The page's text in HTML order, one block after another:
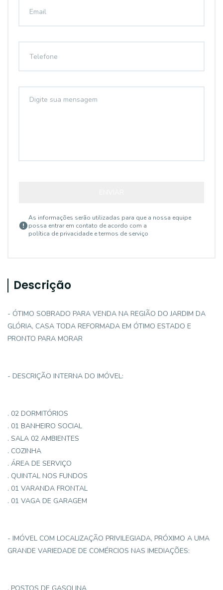
As informações serão utilizadas para que a nossa equipe
possa entrar em contato de acordo com a
política de privacidade e termos de serviço
Descrição
- ÓTIMO SOBRADO PARA VENDA NA REGIÃO DO JARDIM DA
GLÓRIA, CASA TODA REFORMADA EM ÓTIMO ESTADO E
PRONTO PARA MORAR
- DESCRIÇÃO INTERNA DO IMÓVEL:
. 02 DORMITÓRIOS
. 01 BANHEIRO SOCIAL
. SALA 02 AMBIENTES
. COZINHA
. ÁREA DE SERVIÇO
. QUINTAL NOS FUNDOS
. 01 VARANDA FRONTAL
. 01 VAGA DE GARAGEM
- IMÓVEL COM LOCALIZAÇÃO PRIVILEGIADA, PRÓXIMO A UMA
GRANDE VARIEDADE DE COMÉRCIOS NAS IMEDIAÇÕES: